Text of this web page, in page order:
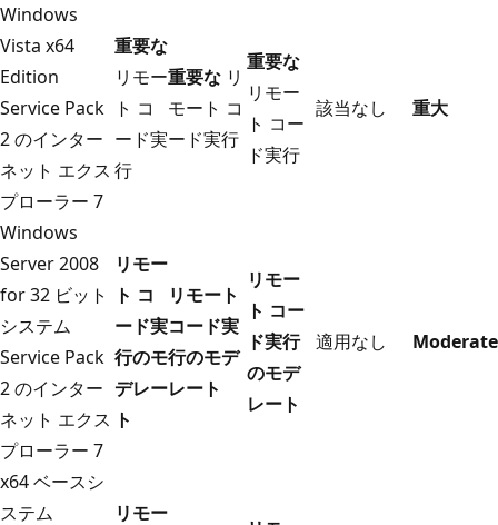
Windows
Vista x64
Edition
Service Pack
2 のインター
ネット エクス
プローラー 7
重要な
リモー
ト コ
ード実
行
重要な リ
モート コ
ード実行
重要な
リモー
ト コー
ド実行
該当なし 重大
Windows
Server 2008
for 32 ビット
システム
Service Pack
2 のインター
ネット エクス
プローラー 7
リモー
ト コ
ード実
行のモ
デレー
ト
リモート
コード実
行のモデ
レート
リモー
ト コー
ド実行
のモデ
レート
適用なし Moderate
x64 ベースシ
ステム
リモー